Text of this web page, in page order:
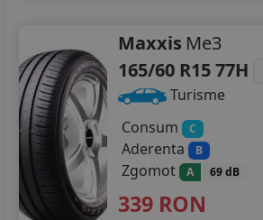
215/75R16
225/55R16
225/75R16
205/40R17
205/45R17
Maxxis Me3
165/60 R15 77H
Turisme
Consum
C
Aderenta B
Zgomot A 69 dB
339 RON